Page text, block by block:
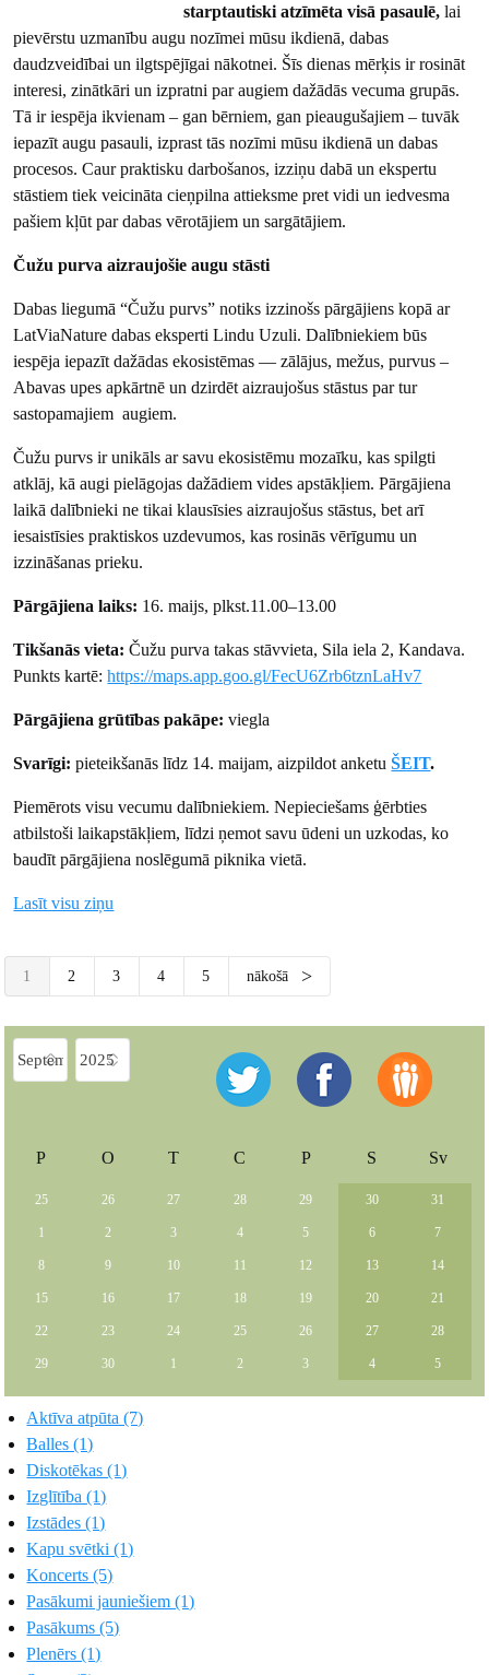
starptautiski atzīmēta visā pasaulē,lai
pievērstu uzmanību augu nozīmei mūsu ikdienā, dabas
daudzveidībai un ilgtspējīgai nākotnei. Šīs dienas mērķis ir rosināt
interesi, zinātkāri un izpratni par augiem dažādās vecuma grupās.
Tā ir iespēja ikvienam – gan bērniem, gan pieaugušajiem – tuvāk
iepazīt augu pasauli, izprast tās nozīmi mūsu ikdienā un dabas
procesos. Caur praktisku darbošanos, izziņu dabā un ekspertu
stāstiem tiek veicināta cieņpilna attieksme pret vidi un iedvesma
pašiem kļūt par dabas vērotājiem un sargātājiem.
Čužu purva aizraujošie augu stāsti
Dabas liegumā “Čužu purvs” notiks izzinošs pārgājiens kopā ar
LatViaNature dabas eksperti Lindu Uzuli. Dalībniekiem būs
iespēja iepazīt dažādas ekosistēmas — zālājus, mežus, purvus –
Abavas upes apkārtnē un dzirdēt aizraujošus stāstus par tur
sastopamajiem augiem.
Čužu purvs ir unikāls ar savu ekosistēmu mozaīku, kas spilgti
atklāj, kā augi pielāgojas dažādiem vides apstākļiem. Pārgājiena
laikā dalībnieki ne tikai klausīsies aizraujošus stāstus, bet arī
iesaistīsies praktiskos uzdevumos, kas rosinās vērīgumu un
izzināšanas prieku.
Pārgājiena laiks: 16. maijs, plkst.11.00–13.00
Tikšanās vieta: Čužu purva takas stāvvieta, Sila iela 2, Kandava.
Punkts kartē:https://maps.app.goo.gl/FecU6Zrb6tznLaHv7
Pārgājiena grūtības pakāpe:viegla
Svarīgi: pieteikšanās līdz 14. maijam, aizpildot anketuŠEIT.
Piemērots visu vecumu dalībniekiem. Nepieciešams ģērbties
atbilstoši laikapstākļiem, līdzi ņemot savu ūdeni un uzkodas, ko
baudīt pārgājiena noslēgumā piknika vietā.
Lasīt visu ziņu
1 2 3 4 5 nākošā
P O T C P S Sv
25 26 27 28 29 30 31
1 2 3 4 5 6 7
8 9 10 11 12 13 14
15 16 17 18 19 20 21
22 23 24 25 26 27 28
29 30 1 2 3 4 5
Aktīva atpūta (7)
Balles (1)
Diskotēkas (1)
Izglītība (1)
Izstādes (1)
Kapu svētki (1)
Koncerts (5)
Pasākumi jauniešiem (1)
Pasākums (5)
Plenērs (1)